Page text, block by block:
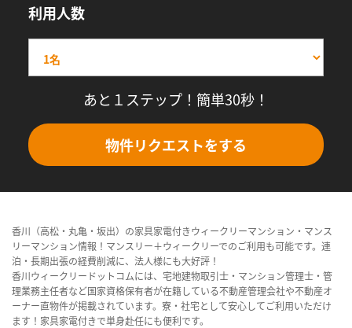
利用人数
あと１ステップ！簡単30秒！
物件リクエストをする
香川（高松・丸亀・坂出）の家具家電付きウィークリーマンション・マンス
リーマンション情報！マンスリー＋ウィークリーでのご利用も可能です。連
泊・長期出張の経費削減に、法人様にも大好評！
香川ウィークリードットコムには、宅地建物取引士・マンション管理士・管
理業務主任者など国家資格保有者が在籍している不動産管理会社や不動産オ
ーナー直物件が掲載されています。寮・社宅として安心してご利用いただけ
ます！家具家電付きで単身赴任にも便利です。